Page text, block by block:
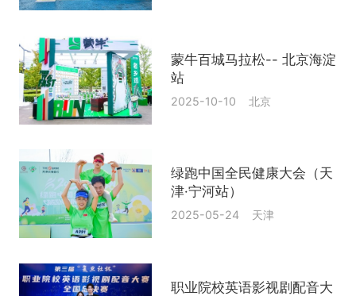
蒙牛百城马拉松-- 北京海淀
站
2025-10-10 北京
绿跑中国全民健康大会（天
津·宁河站）
2025-05-24 天津
职业院校英语影视剧配音大